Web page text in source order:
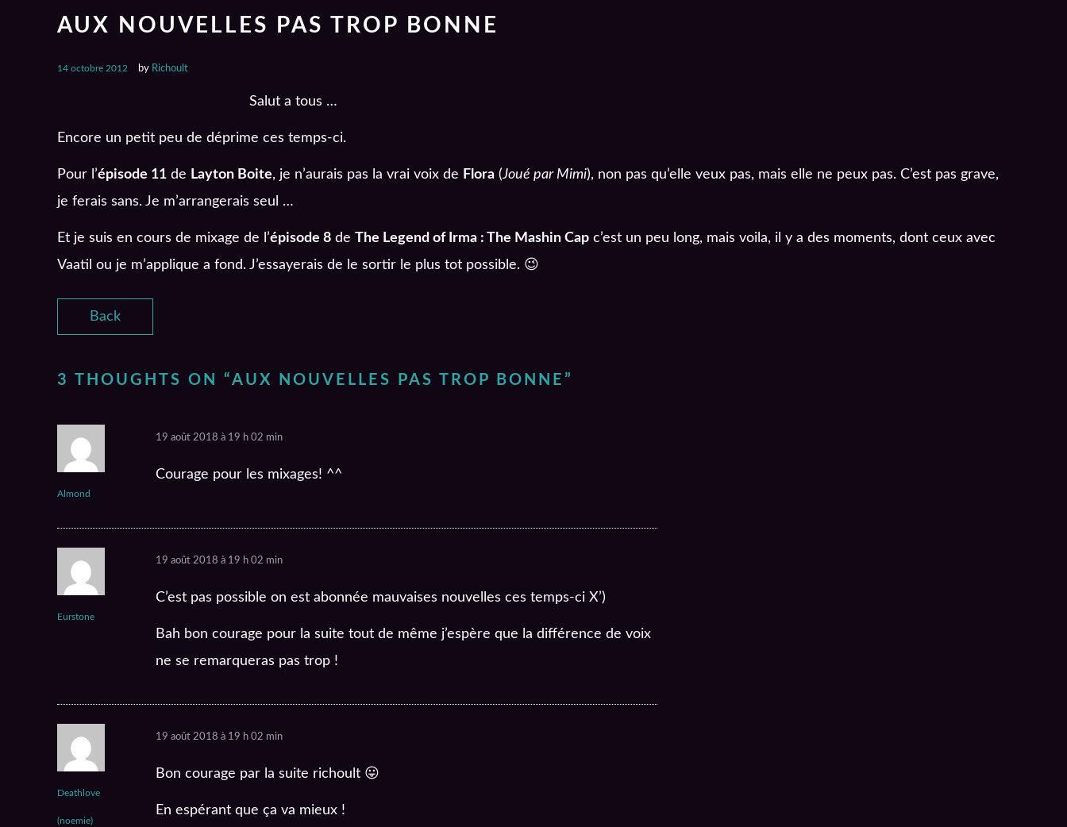
AUX NOUVELLES PAS TROP BONNE
14 octobre 2012 by Richoult
Salut a tous …
Encore un petit peu de déprime ces temps-ci.
Pour l’épisode 11 de Layton Boite, je n’aurais pas la vrai voix de Flora (Joué par Mimi), non pas qu’elle veux pas, mais elle ne peux pas. C’est pas grave,
je ferais sans. Je m’arrangerais seul …
Et je suis en cours de mixage de l’épisode 8 de The Legend of Irma : The Mashin Cap c’est un peu long, mais voila, il y a des moments, dont ceux avec
Vaatil ou je m’applique a fond. J’essayerais de le sortir le plus tot possible. 😉
Back
3 THOUGHTS ON “AUX NOUVELLES PAS TROP BONNE ”
Almond
19 août 2018 à 19 h 02 min
Courage pour les mixages! ^^
Eurstone
19 août 2018 à 19 h 02 min
C’est pas possible on est abonnée mauvaises nouvelles ces temps-ci X’)
Bah bon courage pour la suite tout de même j’espère que la différence de voix
ne se remarqueras pas trop !
Deathlove
(noemie)
19 août 2018 à 19 h 02 min
Bon courage par la suite richoult 😛
En espérant que ça va mieux !